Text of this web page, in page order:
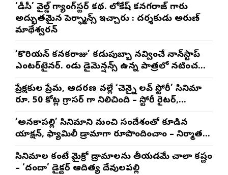
‘డీసీ’ వైల్డ్ గ్యాంగ్‌స్టర్ కథ. లోకేష్ కనగరాజ్ గారు
అద్భుతమైన పెర్ఫార్మెన్స్ ఇచ్చారు : దర్శకుడు అరుణ్
మాథేశ్వరన్
‘కొరియన్ కనకరాజు’ కడుపుబ్బా నవ్వించే నాన్‌స్టాప్
ఎంటర్‌టైనర్. రెండు డైమెన్షన్స్ ఉన్న పాత్రలో నటించడం
చాలా సంతృప్తినిచ్చింది : వరుణ్ తేజ్
ప్రేక్షకుల ప్రేమ, ఆదరణ వల్లే ‘చెన్నై లవ్ స్టోరీ’ సినిమా
రూ. 50 కోట్ల గ్రాసర్ గా నిలిచింది – స్టోరీ రైటర్,
ప్రొడ్యూసర్ సాయి రాజేష్
‘అనకాపల్లి’ సినిమాని మంచి సందేశంతో కూడిన
యాక్షన్, ఫ్యామిలీ డ్రామాగా రూపొందించాం – నిర్మాతలు
త్రినాథరావు నక్కిన, కాండ్రేగుల నాయుడు
సినిమాల కంటే మైక్రో డ్రామాలను తీయడమే చాలా కష్టం
– ‘దందా’ డైరెక్ట‌ర్ ఆదిత్య దేవులపల్లి